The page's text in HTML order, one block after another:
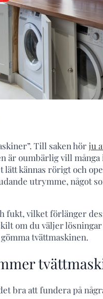
Till saken hörju
är oumbärlig vill många
kännas rörigt och
utrymme, något
fukt, vilket förlänger
om du väljer
tvättmaskinen.
bra att fundera på